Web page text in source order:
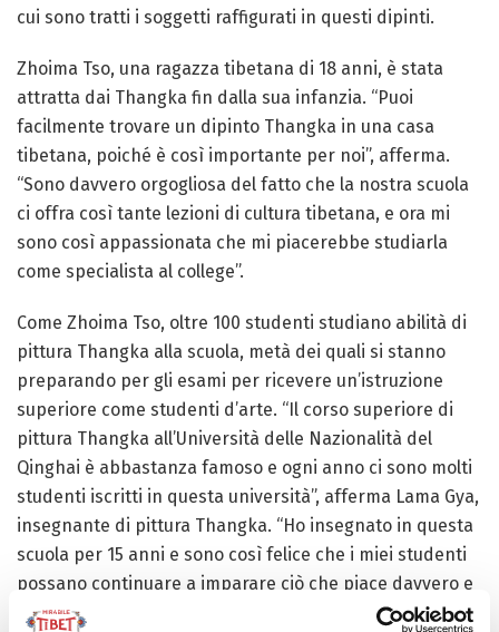
cui sono tratti i soggetti raffigurati in questi dipinti.
Zhoima Tso, una ragazza tibetana di 18 anni, è stata
attratta dai Thangka fin dalla sua infanzia. “Puoi
facilmente trovare un dipinto Thangka in una casa
tibetana, poiché è così importante per noi”, afferma.
“Sono davvero orgogliosa del fatto che la nostra scuola
ci offra così tante lezioni di cultura tibetana, e ora mi
sono così appassionata che mi piacerebbe studiarla
come specialista al college”.
Come Zhoima Tso, oltre 100 studenti studiano abilità di
pittura Thangka alla scuola, metà dei quali si stanno
preparando per gli esami per ricevere un’istruzione
superiore come studenti d’arte. “Il corso superiore di
pittura Thangka all’Università delle Nazionalità del
Qinghai è abbastanza famoso e ogni anno ci sono molti
studenti iscritti in questa università”, afferma Lama Gya,
insegnante di pittura Thangka. “Ho insegnato in questa
scuola per 15 anni e sono così felice che i miei studenti
possano continuare a imparare ciò che piace davvero e
incorporare la cultura tibetana per il futuro.”